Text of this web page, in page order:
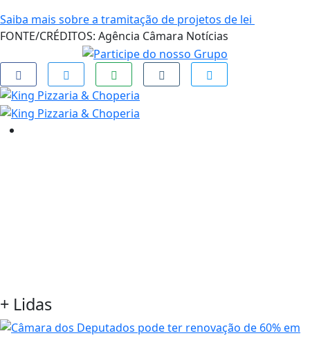
Saiba mais sobre a tramitação de projetos de lei
FONTE/CRÉDITOS: Agência Câmara Notícias
+ Lidas